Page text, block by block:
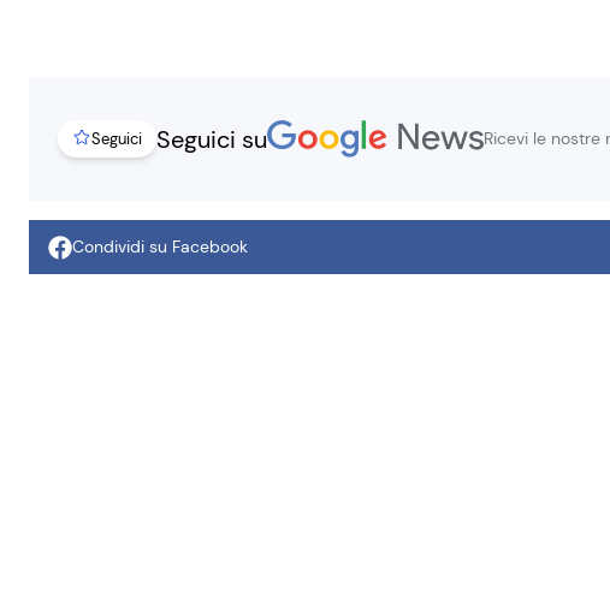
Seguici Seguici su Ricevi le nostre
Condividi su Facebook